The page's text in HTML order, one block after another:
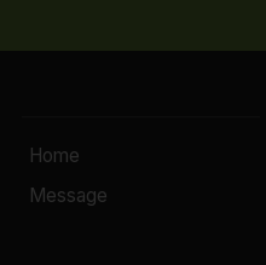
Home
Message